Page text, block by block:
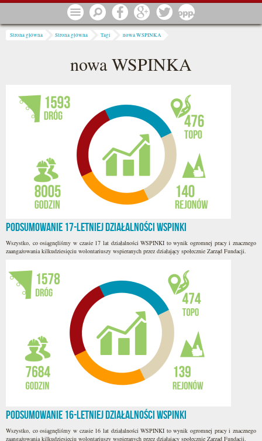
Przejdź do treści Menu Szukaj Facebook Google Twitter
Jesteś tutaj
Strona główna Strona główna Tagi nowa WSPINKA
nowa WSPINKA
Podsumowanie 17-letniej działalności WSPINKI
Wszystko, co osiągnęliśmy w czasie 17 lat działalności WSPINKI to wynik ogromnej pracy i znacznego
zaangażowania kilkudziesięciu wolontariuszy wspieranych przez działający społecznie Zarząd Fundacji.
Podsumowanie 16-letniej działalności WSPINKI
Wszystko, co osiągnęliśmy w czasie 16 lat działalności WSPINKI to wynik ogromnej pracy i znacznego
zaangażowania kilkudziesięciu wolontariuszy wspieranych przez działający społecznie Zarząd Fundacji.